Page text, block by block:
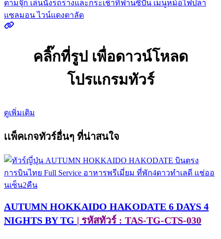
คลิ๊กที่รูป เพื่อดาวน์โหลด
โปรแกรมทัวร์
ดูเพิ่มเติม
เเพ็คเกจทัวร์อื่นๆ ที่น่าสนใจ
AUTUMN HOKKAIDO HAKODATE 6 DAYS 4
NIGHTS BY TG | รหัสทัวร์ : TAS-TG-CTS-030